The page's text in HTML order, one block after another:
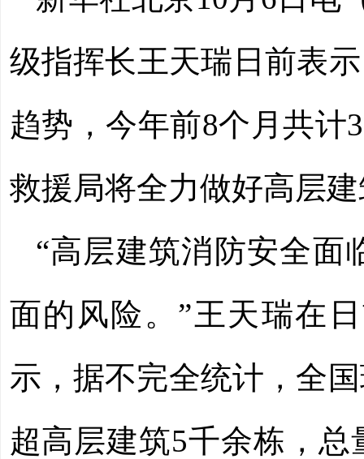
级指挥长王天瑞日前表
趋势，今年前8个月共计
救援局将全力做好高层
“高层建筑消防安全面
面的风险。”王天瑞在
示，据不完全统计，全
超高层建筑5千余栋，